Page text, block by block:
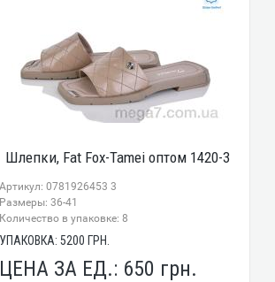
Шлепки, Fat Fox-Tamei оптом 1420-3
Артикул: 0781926453 3
Размеры: 36-41
Количество в упаковке: 8
УПАКОВКА:5200 ГРН.
ЦЕНА ЗА ЕД.: 650 грн.